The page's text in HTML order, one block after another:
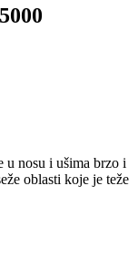
u nosu i ušima brzo i
oblasti koje je teže